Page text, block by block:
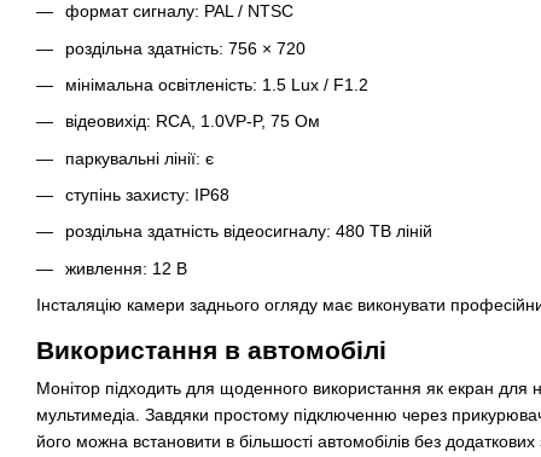
формат сигналу: PAL / NTSC
роздільна здатність: 756 × 720
мінімальна освітленість: 1.5 Lux / F1.2
відеовихід: RCA, 1.0VP-P, 75 Ом
паркувальні лінії: є
ступінь захисту: IP68
роздільна здатність відеосигналу: 480 ТВ ліній
живлення: 12 В
Інсталяцію камери заднього огляду має виконувати
Використання в автомобілі
Монітор підходить для щоденного використання як екран для
мультимедіа. Завдяки простому підключенню через
його можна встановити в більшості автомобілів без додаткових